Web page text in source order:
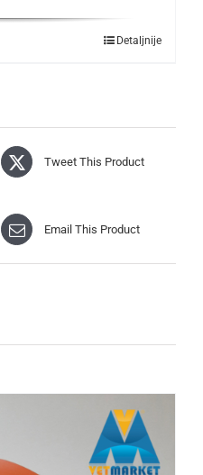
Detaljnije
Tweet This Product
Email This Product